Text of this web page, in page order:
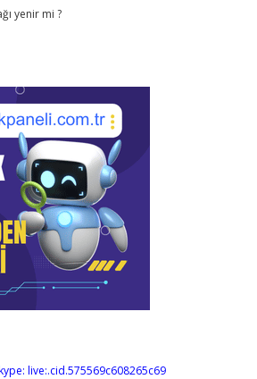
yenir mi ?
live:.cid.575569c608265c69